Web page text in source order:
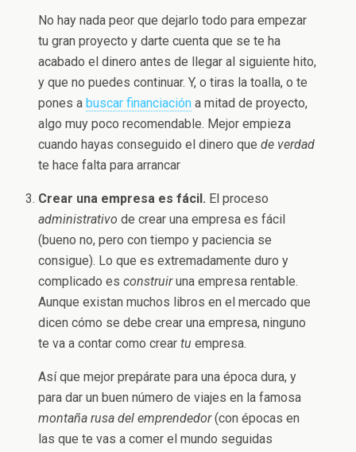
No hay nada peor que dejarlo todo para empezar
tu gran proyecto y darte cuenta que se te ha
acabado el dinero antes de llegar al siguiente hito,
y que no puedes continuar. Y, o tiras la toalla, o te
pones abuscar financiación a mitad de proyecto,
algo muy poco recomendable. Mejor empieza
cuando hayas conseguido el dinero quede verdad
te hace falta para arrancar
Crear una empresa es fácil. El proceso
administrativo de crear una empresa es fácil
(bueno no, pero con tiempo y paciencia se
consigue). Lo que es extremadamente duro y
complicado esconstruiruna empresa rentable.
Aunque existan muchos libros en el mercado que
dicen cómo se debe crear una empresa, ninguno
te va a contar como creartu empresa.
Así que mejor prepárate para una época dura, y
para dar un buen número de viajes en la famosa
montaña rusa del emprendedor(con épocas en
las que te vas a comer el mundo seguidas